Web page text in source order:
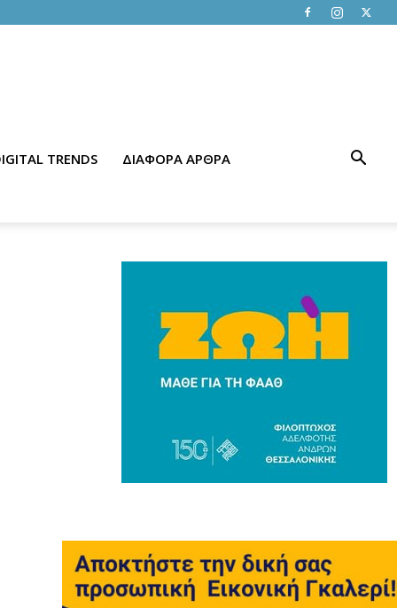
TRENDS ΔΙΑΦΟΡΑ ΑΡΘΡΑ